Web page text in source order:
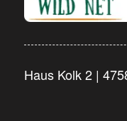
Haus Kolk 2 |